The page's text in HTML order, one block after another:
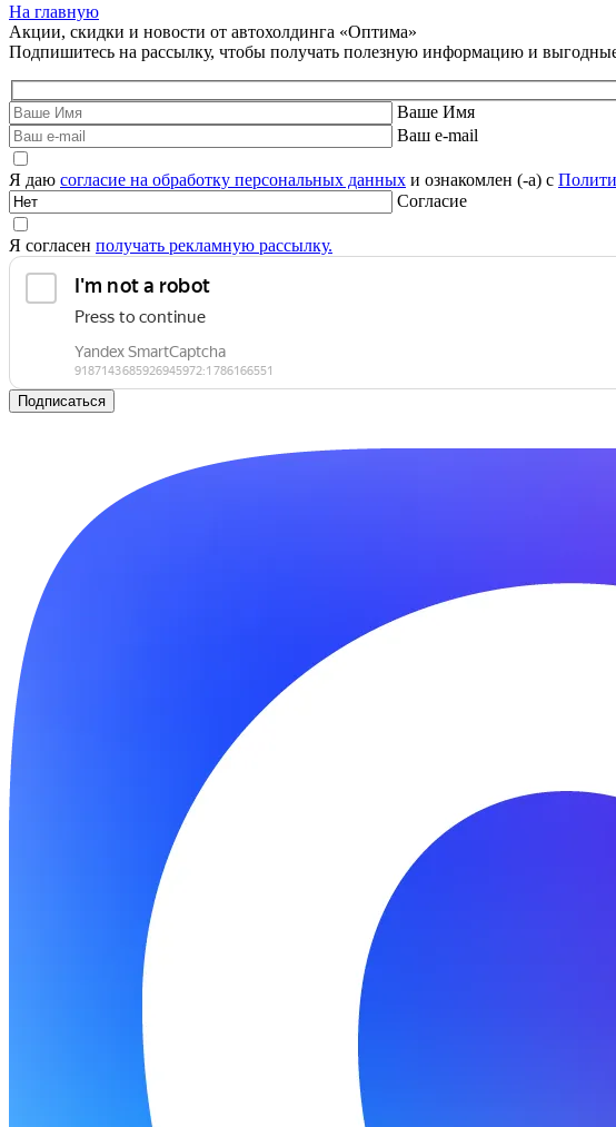
На главную
Акции, скидки и новости от автохолдинга «Оптима»
Подпишитесь на рассылку, чтобы получать полезную информацию и
Ваше Имя
Ваш e-mail
Я даю согласие на обработку персональных данных и ознакомлен (-а) с
Согласие
Я согласен получать рекламную рассылку.